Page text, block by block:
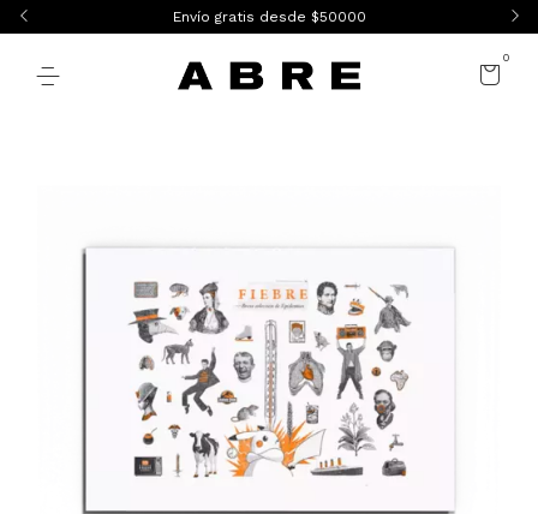
Envío gratis desde $50000
0